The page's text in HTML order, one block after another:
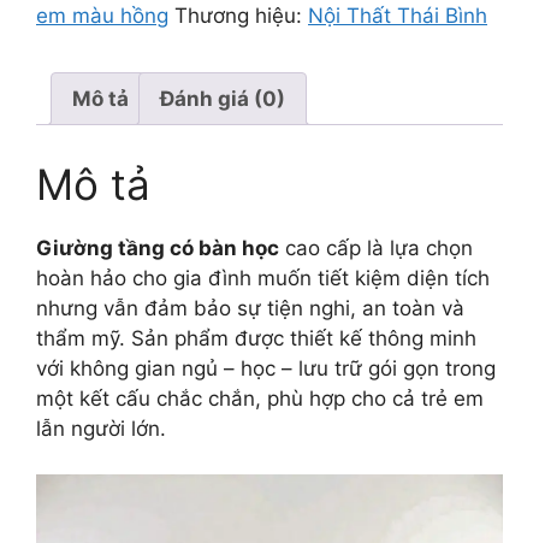
em màu hồng Thương hiệu: Nội Thất Thái Bình
Mô tả Đánh giá (0)
Mô tả
Giường tầng có bàn học cao cấp là lựa chọn
hoàn hảo cho gia đình muốn tiết kiệm diện tích
nhưng vẫn đảm bảo sự tiện nghi, an toàn và
thẩm mỹ. Sản phẩm được thiết kế thông minh
với không gian ngủ – học – lưu trữ gói gọn trong
một kết cấu chắc chắn, phù hợp cho cả trẻ em
lẫn người lớn.